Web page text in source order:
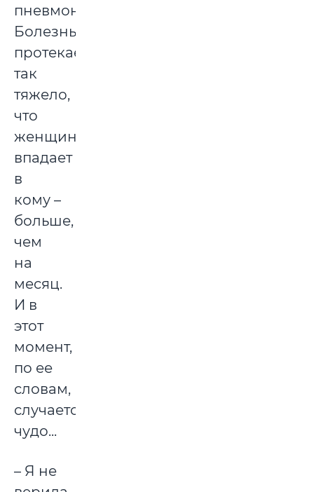
пневмонию.
Болезнь
протекает
так
тяжело,
что
женщина
впадает
в
кому –
больше,
чем
на
месяц.
И в
этот
момент,
по ее
словам,
случается
чудо...
– Я не